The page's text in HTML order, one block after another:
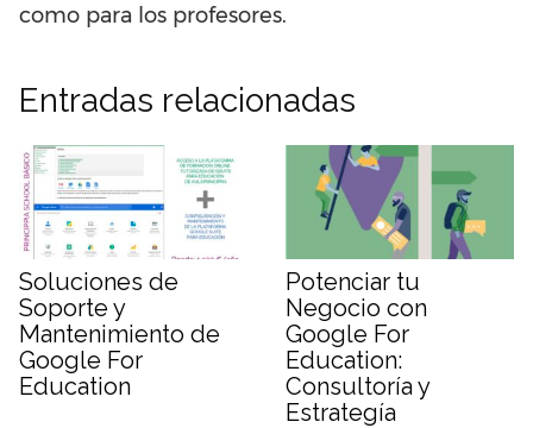
como para los profesores.
Entradas relacionadas
Soluciones de
Soporte y
Mantenimiento de
Google For
Education
Potenciar tu
Negocio con
Google For
Education:
Consultoría y
Estrategía